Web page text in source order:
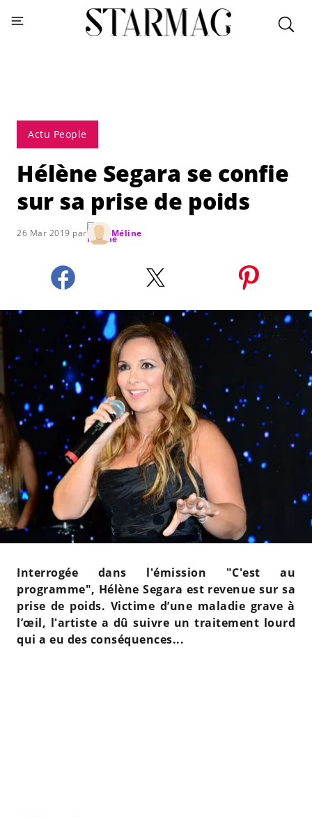
Actu People
Hélène Segara se confie
sur sa prise de poids
26 Mar 2019 par Méline
Interrogée dans l'émission "C'est au
programme", Hélène Segara est revenue sur sa
prise de poids. Victime d’une maladie grave à
l’œil, l'artiste a dû suivre un traitement lourd
qui a eu des conséquences...